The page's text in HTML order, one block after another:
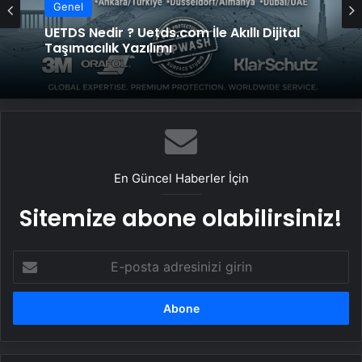
Genel
Taşımacılık Yazılımı
Genel
Bigo Elmas Bayi – Güvenli, Hızlı ve Uygun
Fiyatlı Elmas Satın Almanın Yeni Adresi
En Güncel Haberler İçin
Sitemize abone olabilirsiniz!
posta
adresinizi